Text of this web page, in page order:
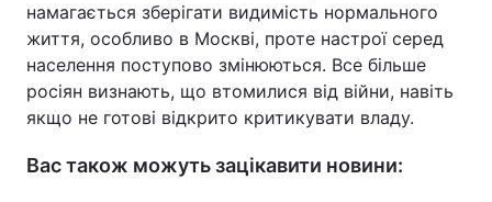
намагається зберігати видимість нормального
життя, особливо в Москві, проте настрої серед
населення поступово змінюються. Все більше
росіян визнають, що втомилися від війни, навіть
якщо не готові відкрито критикувати владу.
Вас також можуть зацікавити новини: